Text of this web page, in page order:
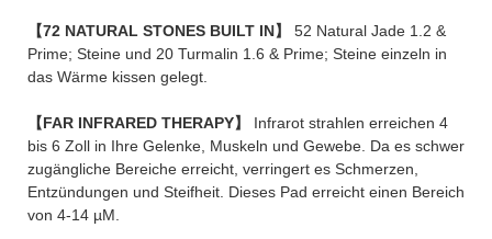
【72 NATURAL STONES BUILT IN】 52 Natural Jade 1.2 &
Prime; Steine und 20 Turmalin 1.6 & Prime; Steine einzeln in
das Wärme kissen gelegt.
【FAR INFRARED THERAPY】 Infrarot strahlen erreichen 4
bis 6 Zoll in Ihre Gelenke, Muskeln und Gewebe. Da es schwer
zugängliche Bereiche erreicht, verringert es Schmerzen,
Entzündungen und Steifheit. Dieses Pad erreicht einen Bereich
von 4-14 µM.